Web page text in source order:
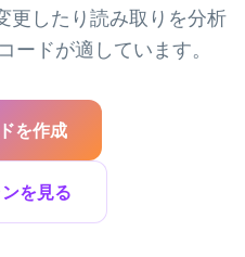
更したり読み取りを分析
ードが適しています。
を作成
を見る